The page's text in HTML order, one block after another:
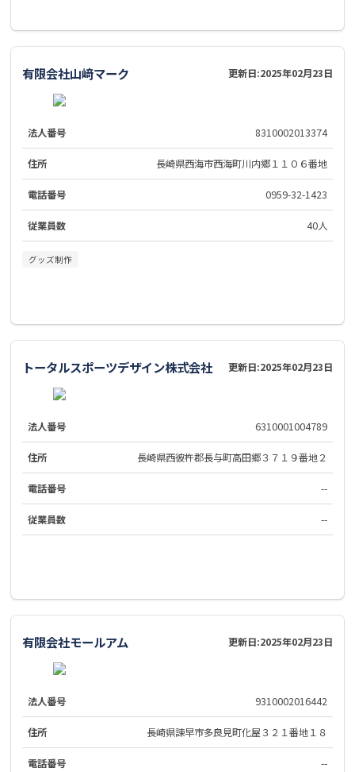
有限会社山﨑マーク 更新日:2025年02月23日
法人番号 8310002013374
住所 長崎県西海市西海町川内郷１１０６番地
電話番号 0959-32-1423
従業員数 40人
グッズ制作
トータルスポーツデザイン株式会社 更新日:2025年02月23日
法人番号 6310001004789
住所 長崎県西彼杵郡長与町高田郷３７１９番地２
電話番号 --
従業員数 --
有限会社モールアム 更新日:2025年02月23日
法人番号 9310002016442
住所 長崎県諫早市多良見町化屋３２１番地１８
電話番号 --